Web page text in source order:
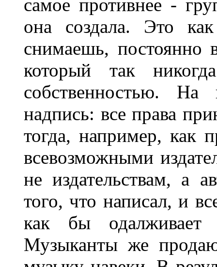
самое противнее -
она создала. Это
снимаешь, постоянно
который так
собственностью. На
надпись: все права
тогда, например, как
всевозможными
не издательствам, а
того, что написал, и
как бы одалживает
Музыканты же